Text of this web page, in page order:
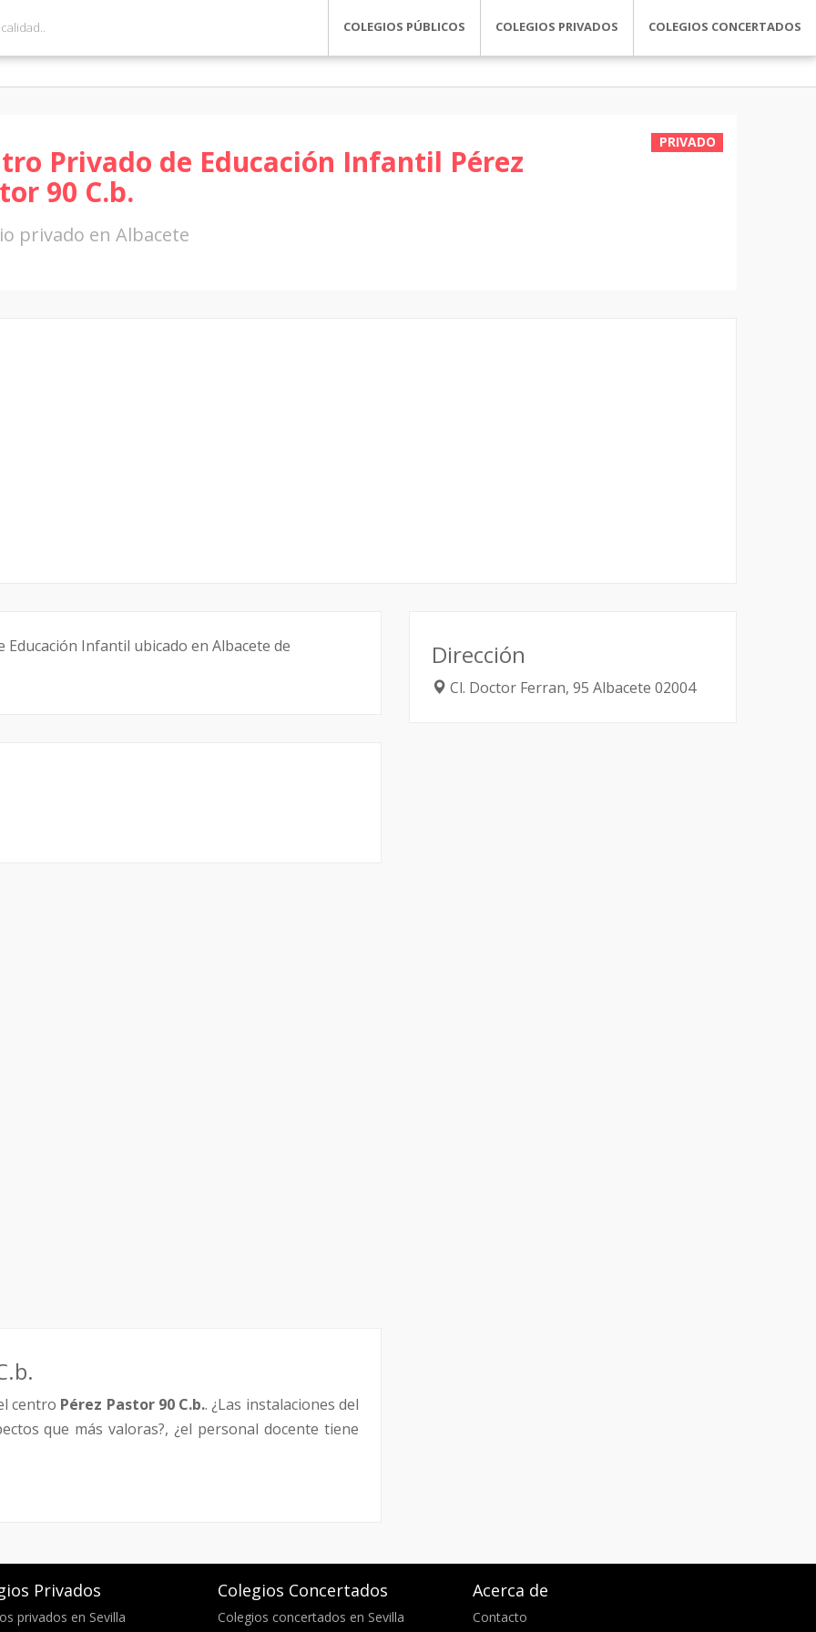
COLEGIOS PÚBLICOS COLEGIOS PRIVADOS COLEGIOS CONCERTADOS
PRIVADO
Privado de Educación Infantil Pérez
90 C.b.
privado en Albacete
Educación Infantil ubicado en Albacete de
centro Pérez Pastor 90 C.b.. ¿Las instalaciones del
que más valoras?, ¿el personal docente tiene
Dirección
Cl. Doctor Ferran, 95 Albacete 02004
Privados
privados en Sevilla
Colegios Concertados
Colegios concertados en Sevilla
Acerca de
Contacto